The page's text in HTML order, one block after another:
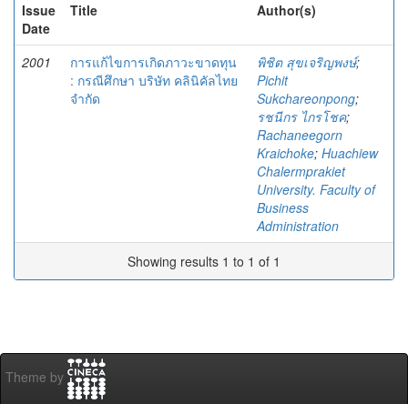
Issue
Date
Title Author(s)
2001
การแก้ไขการเกิดภาวะขาดทุน
: กรณีศึกษา บริษัท คลินิคัลไทย
จำกัด
พิชิต สุขเจริญพงษ์;
Pichit
Sukchareonpong;
รชนีกร ไกรโชค;
Rachaneegorn
Kraichoke; Huachiew
Chalermprakiet
University. Faculty of
Business
Administration
Showing results 1 to 1 of 1
Theme by